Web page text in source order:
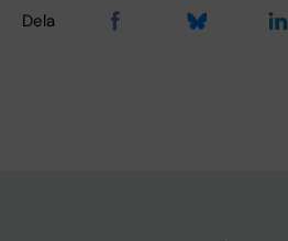
Dela